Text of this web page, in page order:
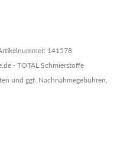
141578
- TOTAL Schmierstoffe
und ggf. Nachnahmegebühren,